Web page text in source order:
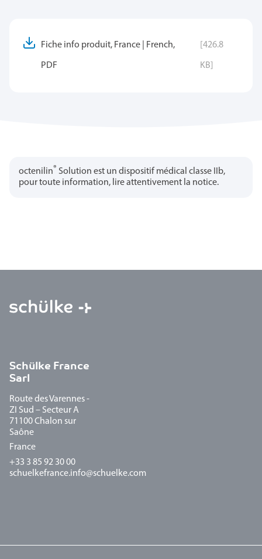
Fiche info produit, France | French,
PDF
[426.8
KB]
octenilin® Solution est un dispositif médical classe IIb,
pour toute information, lire attentivement la notice.
Schülke France
Sarl
Route des Varennes -
ZI Sud – Secteur A
71100 Chalon sur
Saône
France
+33 3 85 92 30 00
schuelkefrance.info@schuelke.com